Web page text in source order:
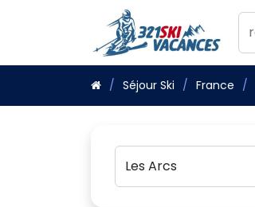
Séjour Ski France